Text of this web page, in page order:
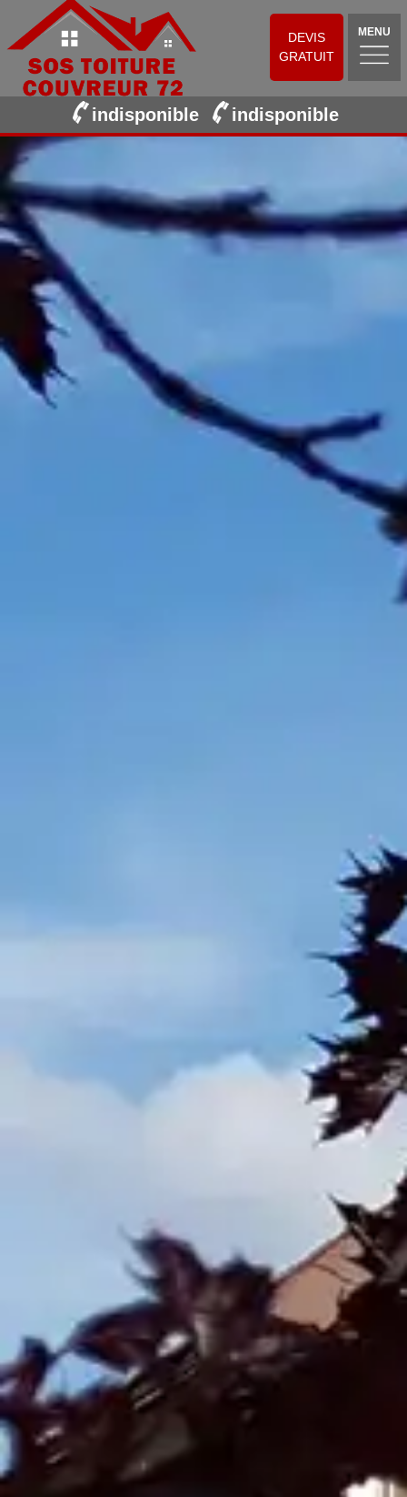
DEVIS
GRATUIT
MENU
indisponible indisponible